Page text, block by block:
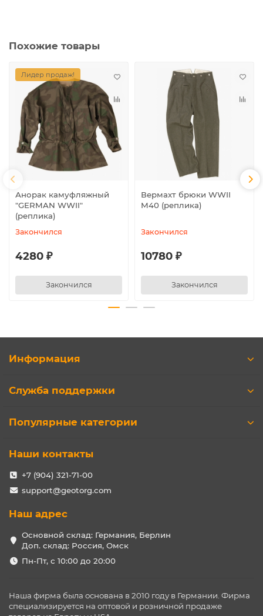
Похожие товары
Лидер продаж!
Анорак камуфляжный
"GERMAN WWII"
(реплика)
Закончился
4280 ₽
Закончился
Вермахт брюки WWII
M40 (реплика)
Закончился
10780 ₽
Закончился
Информация
Служба поддержки
Популярные категории
Наши контакты
+7 (904) 321-71-00
support@geotorg.com
Наш адрес
Основной склад: Германия, Берлин
Доп. склад: Россия, Омск
Пн-Пт, с 10:00 до 20:00
Наша фирма была основана в 2010 году в Германии. Фирма
специализируется на оптовой и розничной продаже